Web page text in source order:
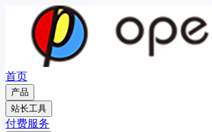
首页
产品
站长工具
付费服务